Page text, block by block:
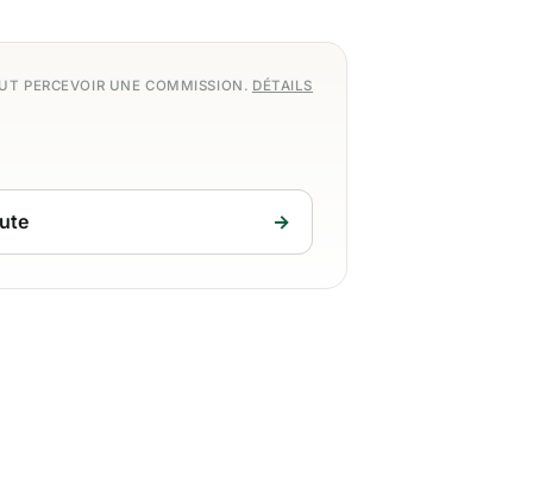
PERCEVOIR UNE COMMISSION. DÉTAILS
→